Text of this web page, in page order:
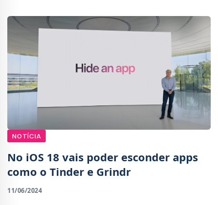
NOTÍCIA
No iOS 18 vais poder esconder apps
como o Tinder e Grindr
11/06/2024